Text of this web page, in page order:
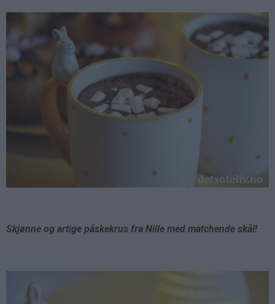
Skjønne og artige påskekrus fra Nille med matchende skål!